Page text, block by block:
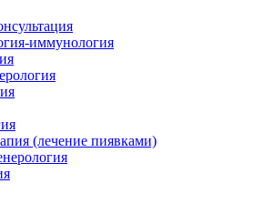
иммунология
(лечение пиявками)